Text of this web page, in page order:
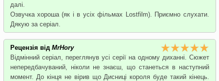
далі.
Озвучка хороша (як і в усіх фільмах Lostfilm). Приємно слухати.
Дякую за серіал.
Рецензія від MrHory
Відмінний серіал, переглянув усі серії на одному диханні. Сюжет
непередбачуваний, ніколи не знаєш, що станеться в наступний
момент. До кінця не вірив що Дисниці короля буде такий кінець.